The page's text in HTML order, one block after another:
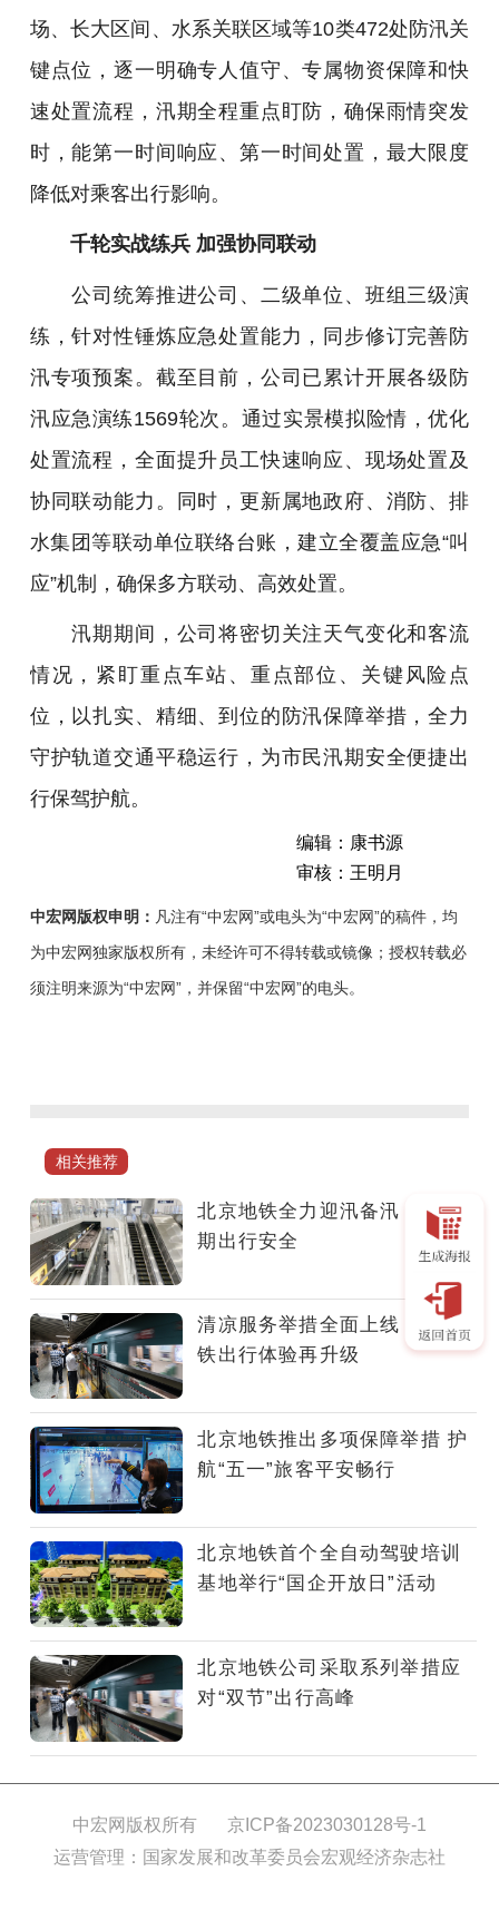
场、长大区间、水系关联区域等10类472处防汛关
键点位，逐一明确专人值守、专属物资保障和快
速处置流程，汛期全程重点盯防，确保雨情突发
时，能第一时间响应、第一时间处置，最大限度
降低对乘客出行影响。
千轮实战练兵 加强协同联动
公司统筹推进公司、二级单位、班组三级演
练，针对性锤炼应急处置能力，同步修订完善防
汛专项预案。截至目前，公司已累计开展各级防
汛应急演练1569轮次。通过实景模拟险情，优化
处置流程，全面提升员工快速响应、现场处置及
协同联动能力。同时，更新属地政府、消防、排
水集团等联动单位联络台账，建立全覆盖应急“叫
应”机制，确保多方联动、高效处置。
汛期期间，公司将密切关注天气变化和客流
情况，紧盯重点车站、重点部位、关键风险点
位，以扎实、精细、到位的防汛保障举措，全力
守护轨道交通平稳运行，为市民汛期安全便捷出
行保驾护航。
编辑：康书源
审核：王明月
中宏网版权申明： 凡注有“中宏网”或电头为“中宏网”的稿件，均
为中宏网独家版权所有，未经许可不得转载或镜像；授权转载必
须注明来源为“中宏网”，并保留“中宏网”的电头。
北
正
式
进
入
汛
期。
为
有
效
应
对
汛
期
天
气
变
化，
保
障
乘
相关推荐
北京地铁全力迎汛备汛 守护汛
期出行安全
清凉服务举措全面上线 夏日地
铁出行体验再升级
北京地铁推出多项保障举措 护
航“五一”旅客平安畅行
北京地铁首个全自动驾驶培训
基地举行“国企开放日”活动
北京地铁公司采取系列举措应
对“双节”出行高峰
中宏网版权所有
京ICP备2023030128号-1
运营管理：国家发展和改革委员会宏观经济杂志社